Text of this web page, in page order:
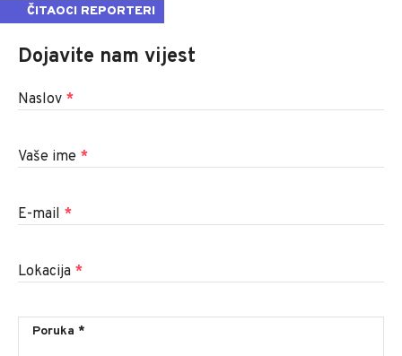
ČITAOCI REPORTERI
Dojavite nam vijest
Naslov *
Vaše ime *
E-mail *
Lokacija *